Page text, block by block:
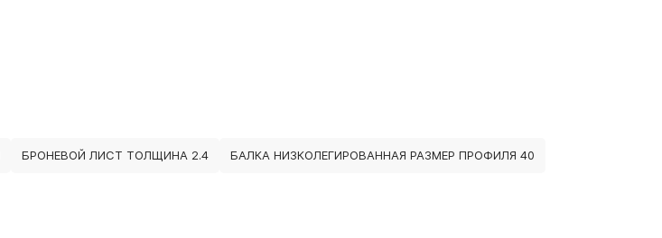
БРОНЕВОЙ ЛИСТ ТОЛЩИНА 2.4 БАЛКА НИЗКОЛЕГИРОВАННАЯ РАЗМЕР ПРОФИЛЯ 40